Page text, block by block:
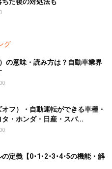
た後の対処法も
グ
の意味・読み方は？自動車業界
フ）・自動運転ができる車種・
・ホンダ・日産・スバ...
定義【0･1･2･3･4･5の機能・解